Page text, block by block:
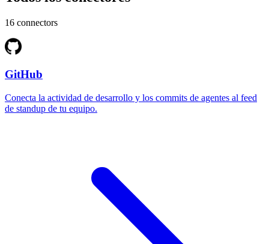
16 connectors
GitHub
Conecta la actividad de desarrollo y los commits de agentes al feed
de standup de tu equipo.